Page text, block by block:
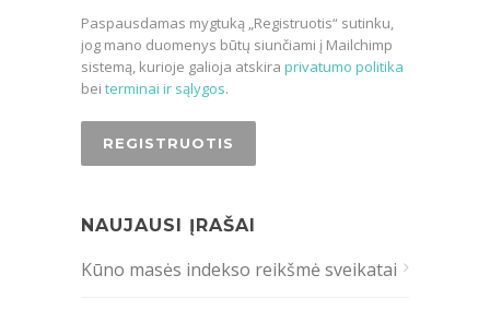
Paspausdamas mygtuką „Registruotis“ sutinku,
jog mano duomenys būtų siunčiami į Mailchimp
sistemą, kurioje galioja atskira privatumo politika
bei terminai ir sąlygos.
NAUJAUSI ĮRAŠAI
Kūno masės indekso reikšmė sveikatai